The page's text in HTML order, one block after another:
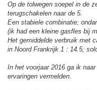
Op de tolwegen soepel in de
terugschakelen naar de 5.
Een stabiele combinatie;
(ik had een kleine gasfles bij
Het gemiddelde verbruik met
in Noord Frankrijk 1 : 14.5;
In het voorjaar 2016 ga ik
ervaringen vermelden.